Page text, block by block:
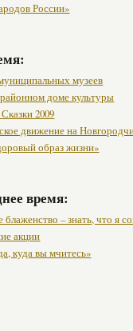
России»
музеев
доме культуры
2009
движение на
образ жизни»
время:
блаженство – знать, что я
акции
куда вы мчитесь»